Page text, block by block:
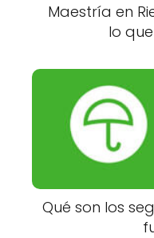
Maestría en
lo
Qué son los